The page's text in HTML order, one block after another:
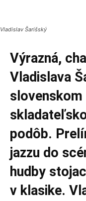
Vladislav Šarišský
Výrazná,
Vladislava
podôb.
jazzu do
hudby
v klasike.